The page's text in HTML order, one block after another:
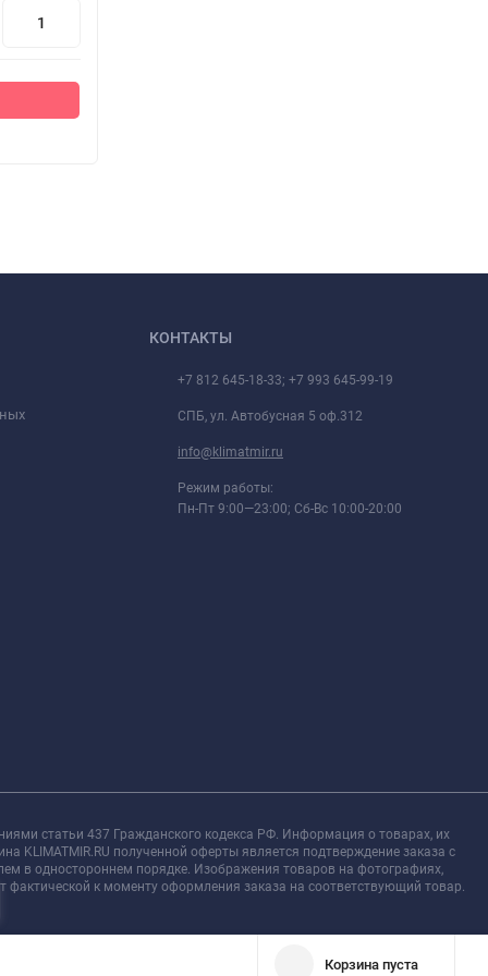
КОНТАКТЫ
+7 812 645-18-33; +7 993 645-99-19
СПБ, ул. Автобусная 5 оф.312
info@klimatmir.ru
Режим работы:
Пн-Пт 9:00—23:00; Сб-Вс 10:00-20:00
статьи 437 Гражданского кодекса РФ. Информация о товарах, их
KLIMATMIR.RU полученной оферты является подтверждение заказа с
в одностороннем порядке. Изображения товаров на фотографиях,
фактической к моменту оформления заказа на соответствующий товар.
Корзина пуста